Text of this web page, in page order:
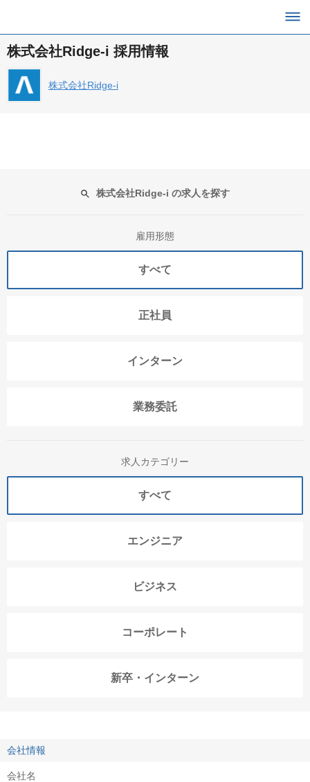
株式会社Ridge-i 採用情報
株式会社Ridge-i
株式会社Ridge-i の求人を探す
雇用形態
すべて
正社員
インターン
業務委託
求人カテゴリー
すべて
エンジニア
ビジネス
コーポレート
新卒・インターン
会社情報
会社名